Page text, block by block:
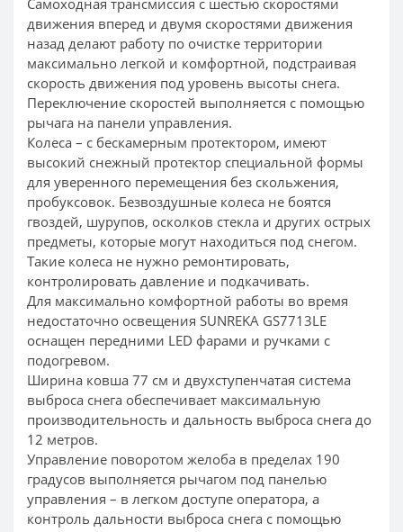
движения вперед и двумя скоростями движения
назад делают работу по очистке территории
максимально легкой и комфортной, подстраивая
скорость движения под уровень высоты снега.
Переключение скоростей выполняется с помощью
рычага на панели управления.
Колеса – с бескамерным протектором, имеют
высокий снежный протектор специальной формы
для уверенного перемещения без скольжения,
пробуксовок. Безвоздушные колеса не боятся
гвоздей, шурупов, осколков стекла и других острых
предметы, которые могут находиться под снегом.
Такие колеса не нужно ремонтировать,
контролировать давление и подкачивать.
Для максимально комфортной работы во время
недостаточно освещения SUNREKA GS7713LE
оснащен передними LED фарами и ручками с
подогревом.
Ширина ковша 77 см и двухступенчатая система
выброса снега обеспечивает максимальную
производительность и дальность выброса снега до
12 метров.
Управление поворотом желоба в пределах 190
градусов выполняется рычагом под панелью
управления – в легком доступе оператора, а
контроль дальности выброса снега с помощью